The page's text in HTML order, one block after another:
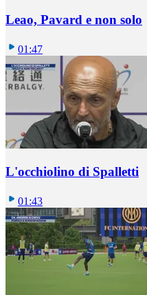
Leao, Pavard e non solo
01:47
L'occhiolino di Spalletti
01:43